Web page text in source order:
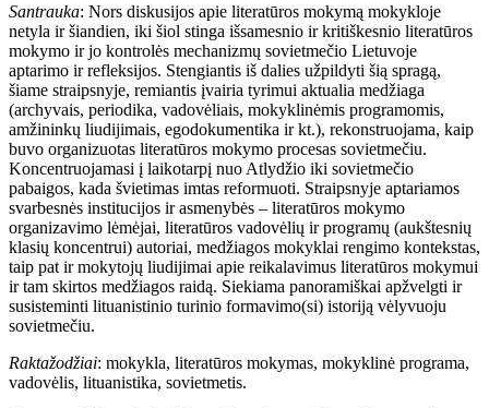
Santrauka: Nors diskusijos apie literatūros mokymą mokykloje
netyla ir šiandien, iki šiol stinga išsamesnio ir kritiškesnio literatūros
mokymo ir jo kontrolės mechanizmų sovietmečio Lietuvoje
aptarimo ir refleksijos. Stengiantis iš dalies užpildyti šią spragą,
šiame straipsnyje, remiantis įvairia tyrimui aktualia medžiaga
(archyvais, periodika, vadovėliais, mokyklinėmis programomis,
amžininkų liudijimais, egodokumentika ir kt.), rekonstruojama, kaip
buvo organizuotas literatūros mokymo procesas sovietmečiu.
Koncentruojamasi į laikotarpį nuo Atlydžio iki sovietmečio
pabaigos, kada švietimas imtas reformuoti. Straipsnyje aptariamos
svarbesnės institucijos ir asmenybės – literatūros mokymo
organizavimo lėmėjai, literatūros vadovėlių ir programų (aukštesnių
klasių koncentrui) autoriai, medžiagos mokyklai rengimo kontekstas,
taip pat ir mokytojų liudijimai apie reikalavimus literatūros mokymui
ir tam skirtos medžiagos raidą. Siekiama panoramiškai apžvelgti ir
susisteminti lituanistinio turinio formavimo(si) istoriją vėlyvuoju
sovietmečiu.
Raktažodžiai: mokykla, literatūros mokymas, mokyklinė programa,
vadovėlis, lituanistika, sovietmetis.